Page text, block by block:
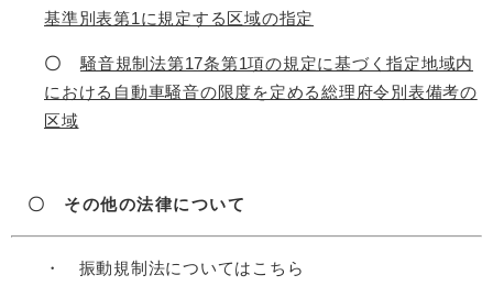
基準別表第1に規定する区域の指定
〇 騒音規制法第17条第1項の規定に基づく指定地域内
における自動車騒音の限度を定める総理府令別表備考の
区域
〇 その他の法律について
・ 振動規制法についてはこちら